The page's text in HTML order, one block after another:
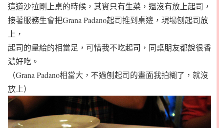
這道沙拉剛上桌的時候，其實只有生菜，還沒有放上起司，
接著服務生會把Grana Padano起司推到桌邊，現場刨起司放
上，
起司的量給的相當足，可惜我不吃起司，同桌朋友都說很香
濃好吃。
（Grana Padano相當大，不過刨起司的畫面我拍糊了，就沒
放上）